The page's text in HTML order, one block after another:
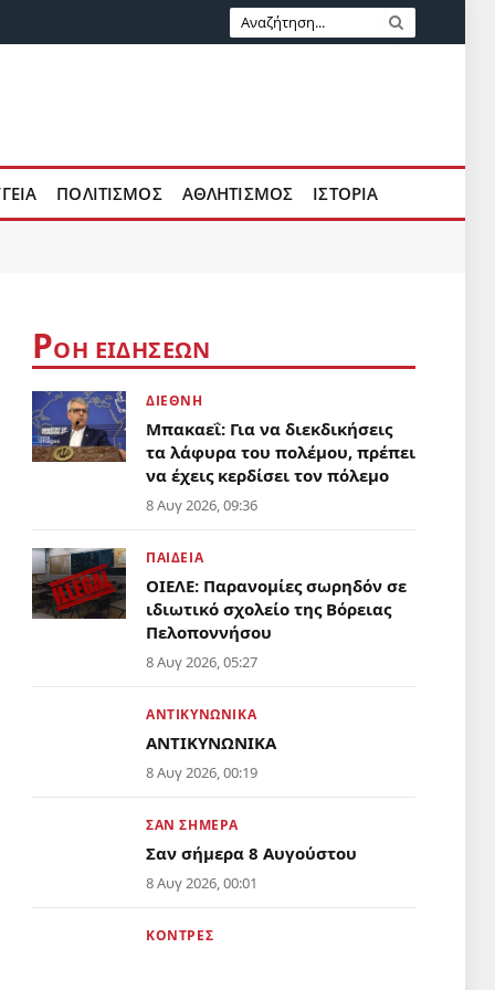
ΠΟΛΙΤΙΣΜΟΣ ΑΘΛΗΤΙΣΜΟΣ ΙΣΤΟΡΙΑ
ΡΟΗ ΕΙΔΗΣΕΩΝ
ΔΙΕΘΝΗ
Μπακαεΐ: Για να διεκδικήσεις
τα λάφυρα του πολέμου, πρέπει
να έχεις κερδίσει τον πόλεμο
8 Αυγ 2026, 09:36
ΠΑΙΔΕΙΑ
ΟΙΕΛΕ: Παρανομίες σωρηδόν σε
ιδιωτικό σχολείο της Βόρειας
Πελοποννήσου
Απόντες το υπουργείο Παιδείας
Εκπαίδευσης
8 Αυγ 2026, 05:27
ΑΝΤΙΚΥΝΩΝΙΚΑ
ΑΝΤΙΚΥΝΩΝΙΚΑ
8 Αυγ 2026, 00:19
ΣΑΝ ΣΗΜΕΡΑ
Σαν σήμερα 8 Αυγούστου
8 Αυγ 2026, 00:01
ΚΟΝΤΡΕΣ